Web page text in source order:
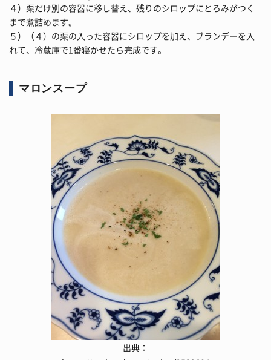
４）栗だけ別の容器に移し替え、残りのシロップにとろみがつく
まで煮詰めます。
５）（４）の栗の入った容器にシロップを加え、ブランデーを入
れて、冷蔵庫で1番寝かせたら完成です。
マロンスープ
出典：